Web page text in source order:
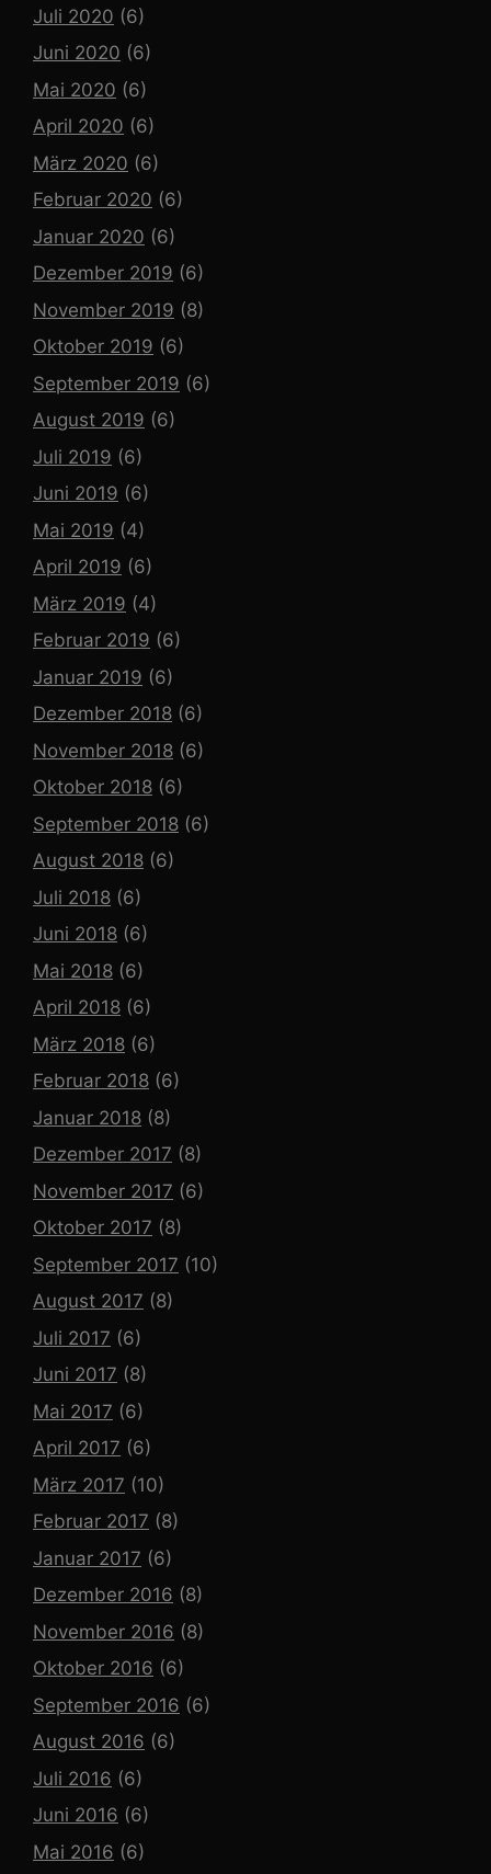
Juli 2020 (6)
Juni 2020 (6)
Mai 2020 (6)
April 2020 (6)
März 2020 (6)
Februar 2020 (6)
Januar 2020 (6)
Dezember 2019 (6)
November 2019 (8)
Oktober 2019 (6)
September 2019 (6)
August 2019 (6)
Juli 2019 (6)
Juni 2019 (6)
Mai 2019 (4)
April 2019 (6)
März 2019 (4)
Februar 2019 (6)
Januar 2019 (6)
Dezember 2018 (6)
November 2018 (6)
Oktober 2018 (6)
September 2018 (6)
August 2018 (6)
Juli 2018 (6)
Juni 2018 (6)
Mai 2018 (6)
April 2018 (6)
März 2018 (6)
Februar 2018 (6)
Januar 2018 (8)
Dezember 2017 (8)
November 2017 (6)
Oktober 2017 (8)
September 2017 (10)
August 2017 (8)
Juli 2017 (6)
Juni 2017 (8)
Mai 2017 (6)
April 2017 (6)
März 2017 (10)
Februar 2017 (8)
Januar 2017 (6)
Dezember 2016 (8)
November 2016 (8)
Oktober 2016 (6)
September 2016 (6)
August 2016 (6)
Juli 2016 (6)
Juni 2016 (6)
Mai 2016 (6)